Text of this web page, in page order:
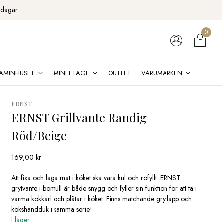
0
MINI ETAGE OUTLET VARUMÄRKEN
ERNST
ERNST Grillvante Randig
Röd/Beige
169,00kr
Att fixa och laga mat i köket ska vara kul och rofyllt. ERNST
grytvante i bomull är både snygg och fyller sin funktion för att ta i
varma kokkärl och plåtar i köket. Finns matchande grytlapp och
kökshandduk i samma serie!
I lager